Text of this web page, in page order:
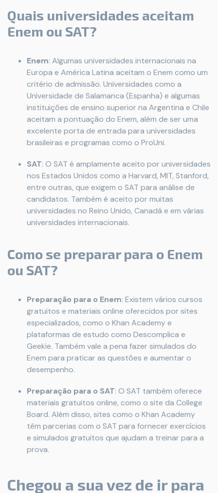
Quais universidades aceitam
Enem ou SAT?
Enem: Algumas universidades internacionais na
Europa e América Latina aceitam o Enem como um
critério de admissão. Universidades como a
Universidade de Salamanca (Espanha) e algumas
instituições de ensino superior na Argentina e Chile
aceitam a pontuação do Enem, além de ser uma
excelente porta de entrada para universidades
brasileiras e programas como o ProUni.
SAT: O SAT é amplamente aceito por universidades
nos Estados Unidos como a Harvard, MIT, Stanford,
entre outras, que exigem o SAT para análise de
candidatos. Também é aceito por muitas
universidades no Reino Unido, Canadá e em várias
universidades internacionais.
Como se preparar para o Enem
ou SAT?
Preparação para o Enem: Existem vários cursos
gratuitos e materiais online oferecidos por sites
especializados, como o Khan Academy e
plataformas de estudo como Descomplica e
Geekie. Também vale a pena fazer simulados do
Enem para praticar as questões e aumentar o
desempenho.
Preparação para o SAT: O SAT também oferece
materiais gratuitos online, como o site da College
Board. Além disso, sites como o Khan Academy
têm parcerias com o SAT para fornecer exercícios
e simulados gratuitos que ajudam a treinar para a
prova.
Chegou a sua vez de ir para